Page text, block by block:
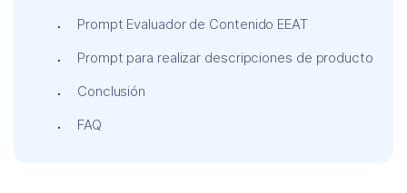
Prompt Evaluador de Contenido EEAT
Prompt para realizar descripciones de producto
Conclusión
FAQ